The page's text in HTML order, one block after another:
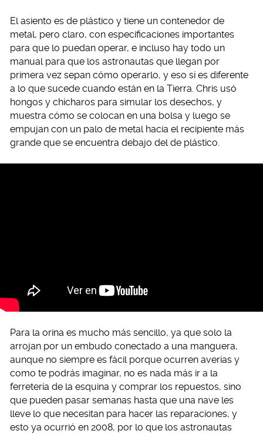
El asiento es de plástico y tiene un contenedor de
metal, pero claro, con especificaciones importantes
para que lo puedan operar, e incluso hay todo un
manual para que los astronautas que llegan por
primera vez sepan cómo operarlo, y eso sí es diferente
a lo que sucede cuando están en la Tierra. Chris usó
hongos y chícharos para simular los desechos, y
muestra cómo se colocan en una bolsa y luego se
empujan con un palo de metal hacia el recipiente más
grande que se encuentra debajo del de plástico.
Para la orina es mucho más sencillo, ya que solo la
arrojan por un embudo conectado a una manguera,
aunque no siempre es fácil porque ocurren averías y
como te podrás imaginar, no es nada más ir a la
ferretería de la esquina y comprar los repuestos, sino
que pueden pasar semanas hasta que una nave les
lleve lo que necesitan para hacer las reparaciones, y
esto ya ocurrió en 2008, por lo que los astronautas